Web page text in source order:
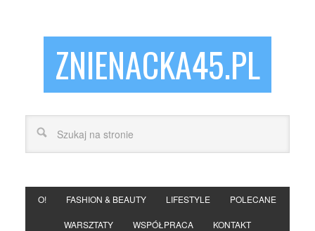
ZNIENACKA45.PL
O! FASHION & BEAUTY LIFESTYLE POLECANE
WARSZTATY WSPÓŁPRACA KONTAKT